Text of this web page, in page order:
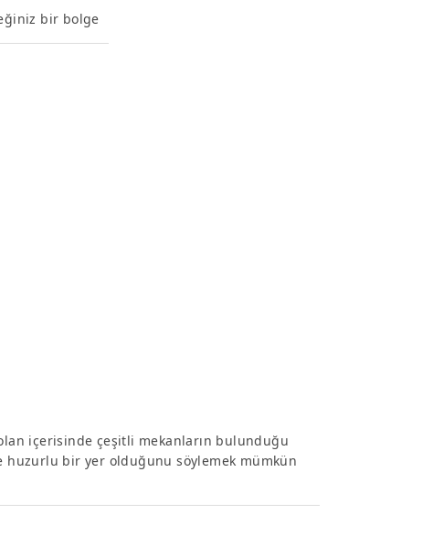
bir bolge
içerisinde çeşitli mekanların bulunduğu
huzurlu bir yer olduğunu söylemek mümkün